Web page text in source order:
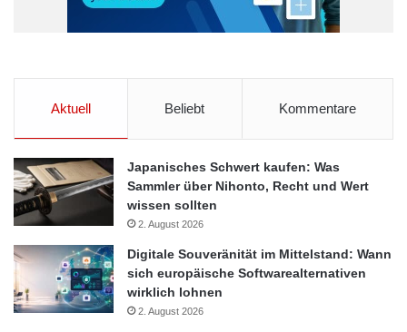
Aktuell Beliebt Kommentare
Japanisches Schwert kaufen: Was
Sammler über Nihonto, Recht und Wert
wissen sollten
2. August 2026
Digitale Souveränität im Mittelstand: Wann
sich europäische Softwarealternativen
wirklich lohnen
2. August 2026